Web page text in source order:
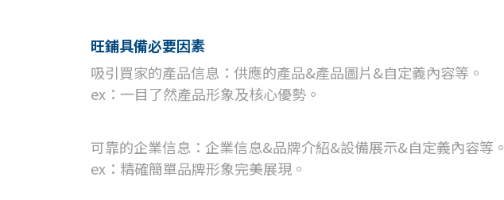
旺鋪具備必要因素
吸引買家的產品信息：供應的產品&產品圖片&自定義內容等。
ex：一目了然產品形象及核心優勢。
可靠的企業信息：企業信息&品牌介紹&設備展示&自定義內容等。
ex：精確簡單品牌形象完美展現。